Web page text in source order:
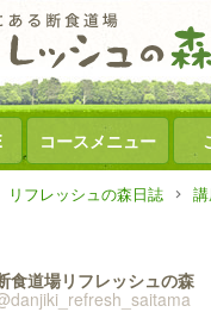
コースメニュー
リフレッシュの森日誌
食道場リフレッシュの森